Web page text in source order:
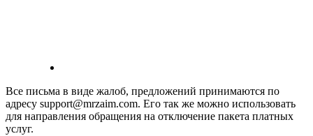
Все письма в виде жалоб, предложений принимаются по
адресу support@mrzaim.com. Его так же можно использовать
для направления обращения на отключение пакета платных
услуг.